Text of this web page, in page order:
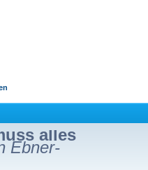
alles
Ebner-